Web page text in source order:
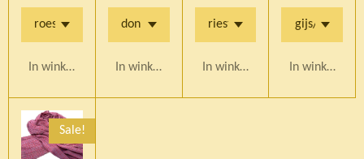
In winkelwagen In winkelwagen In winkelwagen In
Sale!